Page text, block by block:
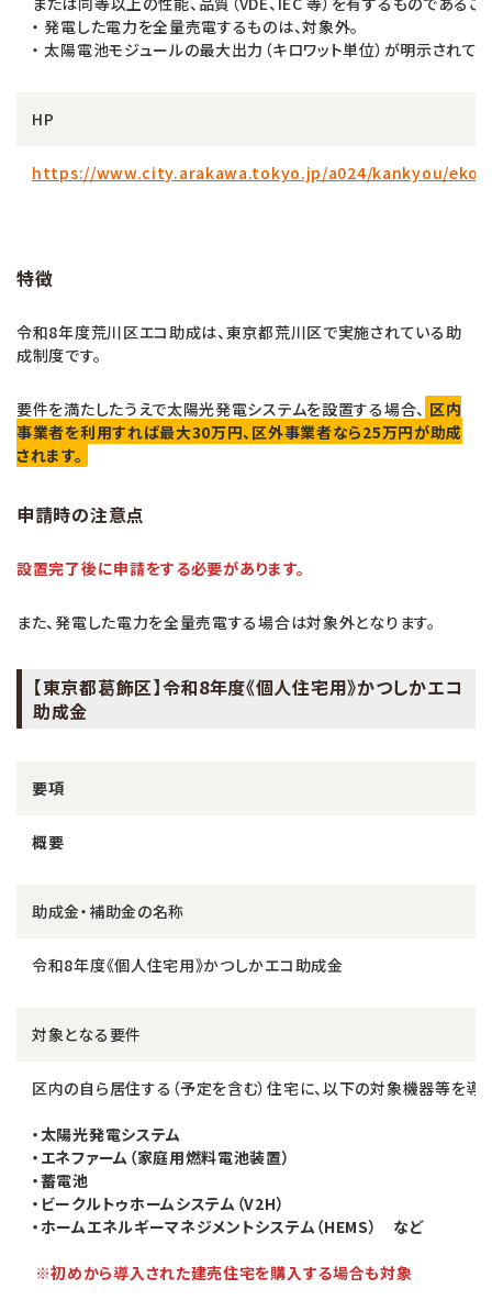
・ 発電した電力を全量売電するものは、対象外。
・ 太陽電池モジュールの最大出力（キロワット単位）が明示されて
HP
https://www.city.arakawa.tokyo.jp/a024/kankyou/
特徴
令和8年度荒川区エコ助成は、東京都荒川区で実施されている助
成制度です。
要件を満たしたうえで太陽光発電システムを設置する場合、 区内
事業者を利用すれば最大30万円、区外事業者なら25万円が助成
されます。
申請時の注意点
設置完了後に申請をする必要があります。
また、発電した電力を全量売電する場合は対象外となります。
【東京都葛飾区】令和8年度《個人住宅用》かつしかエコ
助成金
要項
概要
助成金・補助金の名称
令和8年度《個人住宅用》かつしかエコ助成金
対象となる要件
区内の自ら居住する（予定を含む）住宅に、以下の対象機器等を導
・太陽光発電システム
・エネファーム（家庭用燃料電池装置）
・蓄電池
・ビークルトゥホームシステム（V2H）
・ホームエネルギーマネジメントシステム（HEMS） など
※初めから導入された建売住宅を購入する場合も対象